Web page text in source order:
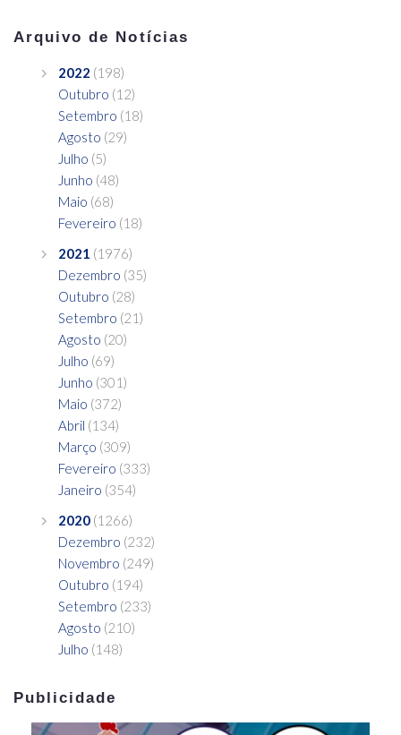
Arquivo de Notícias
2022 (198)
Outubro (12)
Setembro (18)
Agosto (29)
Julho (5)
Junho (48)
Maio (68)
Fevereiro (18)
2021 (1976)
Dezembro (35)
Outubro (28)
Setembro (21)
Agosto (20)
Julho (69)
Junho (301)
Maio (372)
Abril (134)
Março (309)
Fevereiro (333)
Janeiro (354)
2020 (1266)
Dezembro (232)
Novembro (249)
Outubro (194)
Setembro (233)
Agosto (210)
Julho (148)
Publicidade